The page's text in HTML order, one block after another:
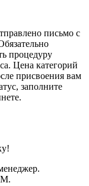
письмо с
процедуру
Цена категорий
присвоения вам
заполните